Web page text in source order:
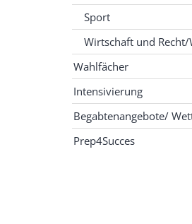
Sport
Wirtschaft und
Wahlfächer
Intensivierung
Begabtenangebote/
Prep4Succes